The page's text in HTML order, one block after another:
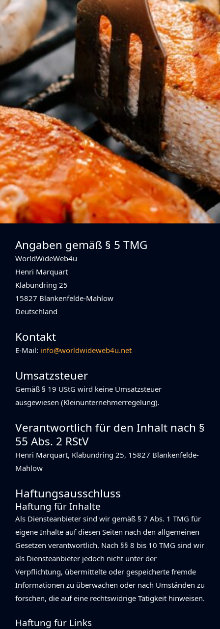
Angaben gemäß § 5 TMG
WorldWideWeb4u
Henri Marquart
Klabundring 25
15827 Blankenfelde-Mahlow
Deutschland
Kontakt
E-Mail: info@worldwideweb4u.net
Umsatzsteuer
Gemäß § 19 UStG wird keine Umsatzsteuer
ausgewiesen (Kleinunternehmerregelung).
Verantwortlich für den Inhalt nach §
55 Abs. 2 RStV
Henri Marquart, Klabundring 25, 15827 Blankenfelde-
Mahlow
Haftungsausschluss
Haftung für Inhalte
Als Diensteanbieter sind wir gemäß § 7 Abs. 1 TMG für
eigene Inhalte auf diesen Seiten nach den allgemeinen
Gesetzen verantwortlich. Nach §§ 8 bis 10 TMG sind wir
als Diensteanbieter jedoch nicht unter der
Verpflichtung, übermittelte oder gespeicherte fremde
Informationen zu überwachen oder nach Umständen zu
forschen, die auf eine rechtswidrige Tätigkeit hinweisen.
Haftung für Links